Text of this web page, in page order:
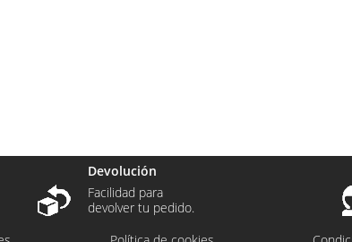
Devolución
Facilidad para
devolver tu pedido.